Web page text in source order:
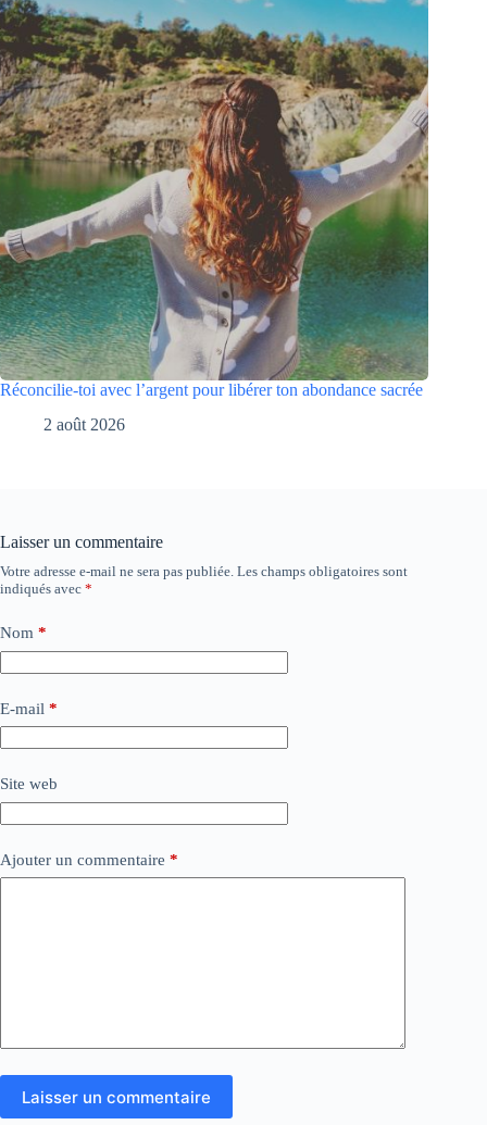
Réconcilie-toi avec l’argent pour libérer ton abondance sacrée
2 août 2026
Laisser un commentaire
Votre adresse e-mail ne sera pas publiée. Les champs obligatoires sont
indiqués avec *
Nom *
E-mail *
Site web
Ajouter un commentaire *
Laisser un commentaire